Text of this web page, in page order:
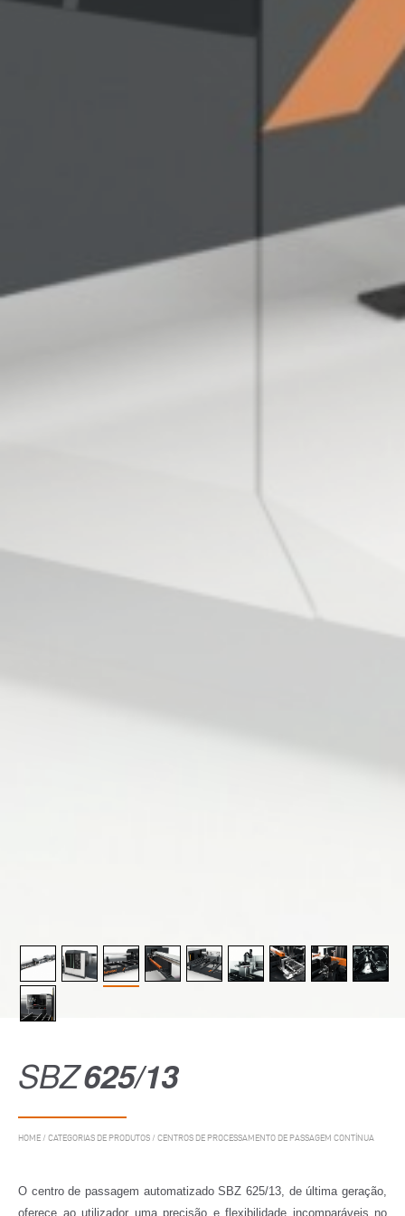
SBZ625/13
HOME / CATEGORIAS DE PRODUTOS / CENTROS DE PROCESSAMENTO DE PASSAGEM CONTÍNUA
O centro de passagem automatizado SBZ 625/13, de última geração,
oferece ao utilizador uma precisão e flexibilidade incomparáveis no